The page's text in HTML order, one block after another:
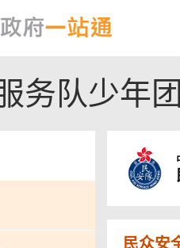
务队少年团
民众安